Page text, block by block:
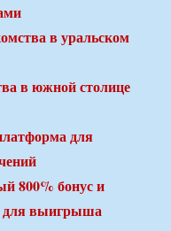
в уральском
в южной столице
для
800% бонус и
для выигрыша